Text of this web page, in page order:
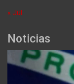
« Jul
Noticias